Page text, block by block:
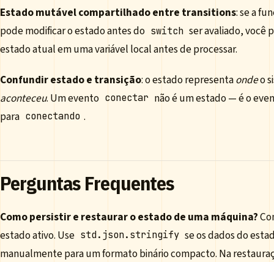
Estado mutável compartilhado entre transitions: se a
pode modificar o estado antes do switch ser avaliado, você
estado atual em uma variável local antes de processar.
Confundir estado e transição: o estado representaondeo
aconteceu. Um evento conectar não é um estado — é o
para conectando .
Perguntas Frequentes
Como persistir e restaurar o estado de uma máquina?
estado ativo. Use std.json.stringify se os dados do
manualmente para um formato binário compacto. Na